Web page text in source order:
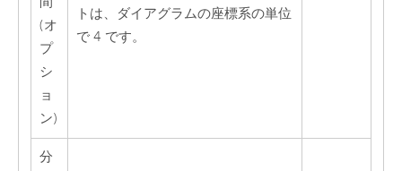
(オ
プ
シ
ョ
ン)
トは、ダイアグラムの座標系の単位
で 4 です。
分